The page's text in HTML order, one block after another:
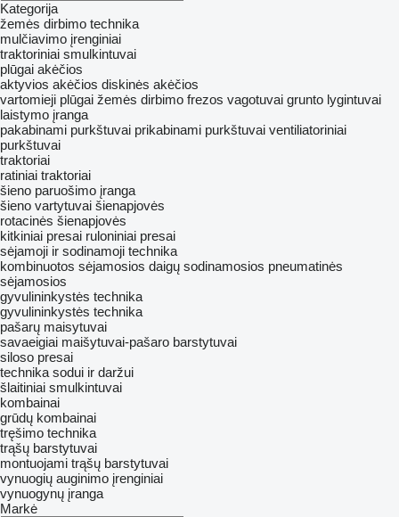
Kategorija
žemės dirbimo technika
mulčiavimo įrenginiai
traktoriniai smulkintuvai
plūgai akėčios
aktyvios akėčios diskinės akėčios
vartomieji plūgai žemės dirbimo frezos vagotuvai grunto lygintuvai
laistymo įranga
pakabinami purkštuvai prikabinami purkštuvai ventiliatoriniai
purkštuvai
traktoriai
ratiniai traktoriai
šieno paruošimo įranga
šieno vartytuvai šienapjovės
rotacinės šienapjovės
kitkiniai presai ruloniniai presai
sėjamoji ir sodinamoji technika
kombinuotos sėjamosios daigų sodinamosios pneumatinės
sėjamosios
gyvulininkystės technika
gyvulininkystės technika
pašarų maisytuvai
savaeigiai maišytuvai-pašaro barstytuvai
siloso presai
technika sodui ir daržui
šlaitiniai smulkintuvai
kombainai
grūdų kombainai
tręšimo technika
trąšų barstytuvai
montuojami trąšų barstytuvai
vynuogių auginimo įrenginiai
vynuogynų įranga
Markė